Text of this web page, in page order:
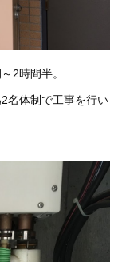
2時間半。
名体制で工事を行い